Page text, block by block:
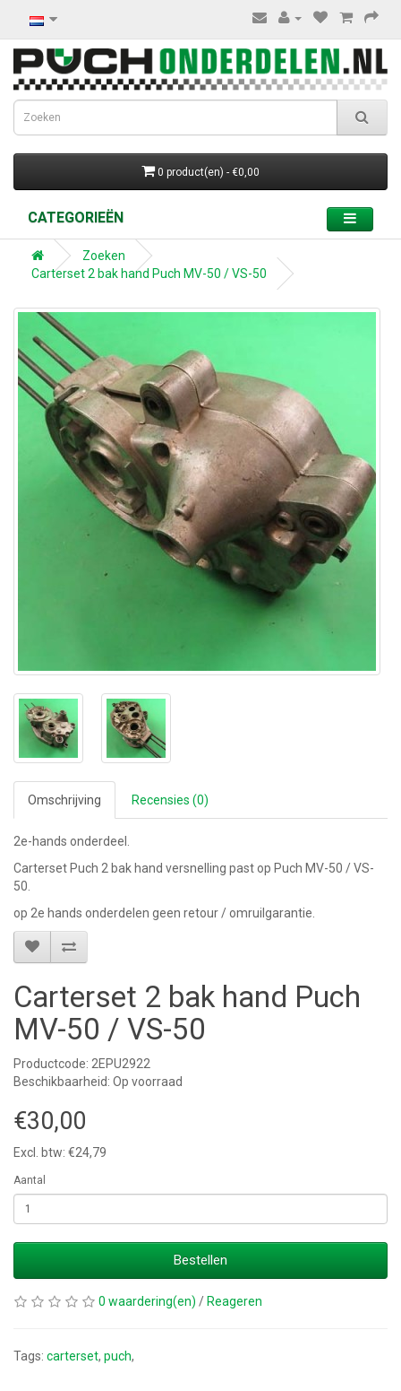
0 product(en) - €0,00
CATEGORIEËN
Zoeken
Carterset 2 bak hand Puch MV-50 / VS-50
Omschrijving Recensies (0)
2e-hands onderdeel.
Carterset Puch 2 bak hand versnelling past op Puch MV-50 / VS-
50.
op 2e hands onderdelen geen retour / omruilgarantie.
Carterset 2 bak hand Puch
MV-50 / VS-50
Productcode: 2EPU2922
Beschikbaarheid: Op voorraad
€30,00
Excl. btw: €24,79
Aantal
Bestellen
0 waardering(en) / Reageren
Tags: carterset, puch,